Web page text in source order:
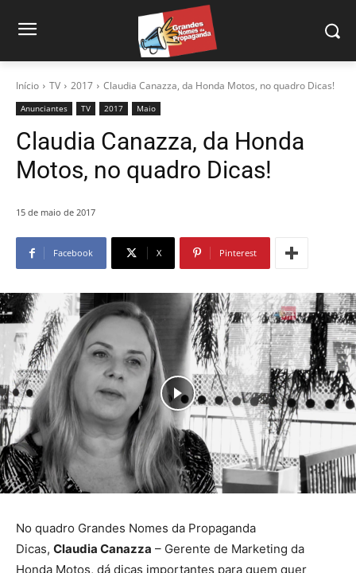
Início TV 2017 Claudia Canazza, da Honda Motos, no quadro Dicas!
Anunciantes TV 2017 Maio
Claudia Canazza, da Honda
Motos, no quadro Dicas!
15 de maio de 2017
Facebook X Pinterest
No quadro Grandes Nomes da Propaganda
Dicas, Claudia Canazza – Gerente de Marketing da
Honda Motos, dá dicas importantes para quem quer